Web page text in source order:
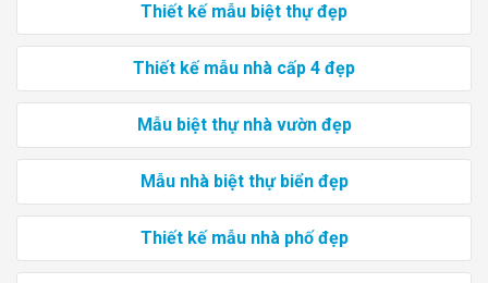
Thiết kế mẫu biệt thự đẹp
Thiết kế mẫu nhà cấp 4 đẹp
Mẫu biệt thự nhà vườn đẹp
Mẫu nhà biệt thự biển đẹp
Thiết kế mẫu nhà phố đẹp